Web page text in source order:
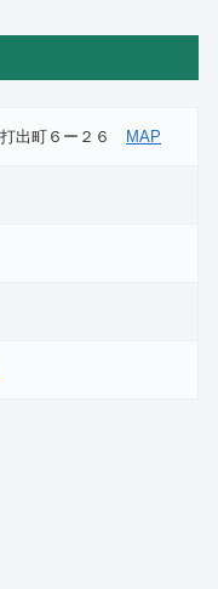
出町６ー２６ MAP